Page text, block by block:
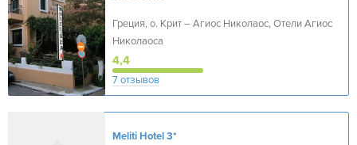
Греция, о. Крит – Агиос Николаос, Отели Агиос
Николаоса
4,4
7 отзывов
Meliti Hotel3*